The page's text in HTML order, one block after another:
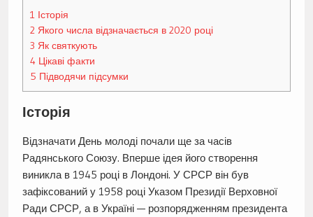
1 Історія
2Якого числа відзначається в 2020 році
3 Як святкують
4 Цікаві факти
5 Підводячи підсумки
Історія
Відзначати День молоді почали ще за часів
Радянського Союзу. Вперше ідея його створення
виникла в 1945 році в Лондоні. У СРСР він був
зафіксований у 1958 році Указом Президії Верховної
Ради СРСР, а в Україні — розпорядженням президента